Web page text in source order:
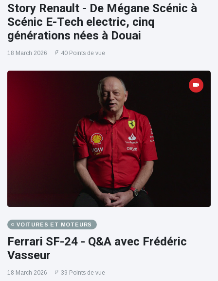
Story Renault - De Mégane Scénic à
Scénic E-Tech electric, cinq
générations nées à Douai
18 March 2026 40 Points de vue
VOITURES ET MOTEURS
Ferrari SF-24 - Q&A avec Frédéric
Vasseur
18 March 2026 39 Points de vue